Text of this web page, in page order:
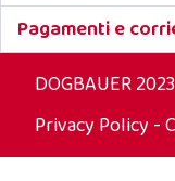
Pagamenti e
DOGBAUER
Privacy Policy -